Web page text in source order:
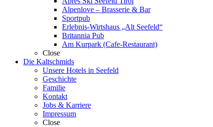
Alpenlove – Brasserie & Bar
Sportpub
Erlebnis-Wirtshaus „Alt Seefeld“
Britannia Pub
Am Kurpark (Cafe-Restaurant)
Close
Die Kaltschmids
Unsere Hotels in Seefeld
Geschichte
Familie
Kontakt
Jobs & Karriere
Impressum
Close